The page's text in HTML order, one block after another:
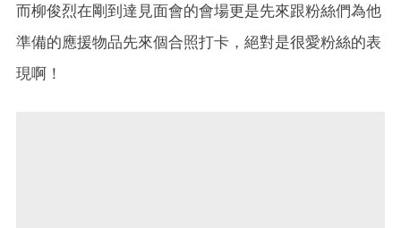
而柳俊烈在剛到達見面會的會場更是先來跟粉絲們為他
準備的應援物品先來個合照打卡，絕對是很愛粉絲的表
現啊！